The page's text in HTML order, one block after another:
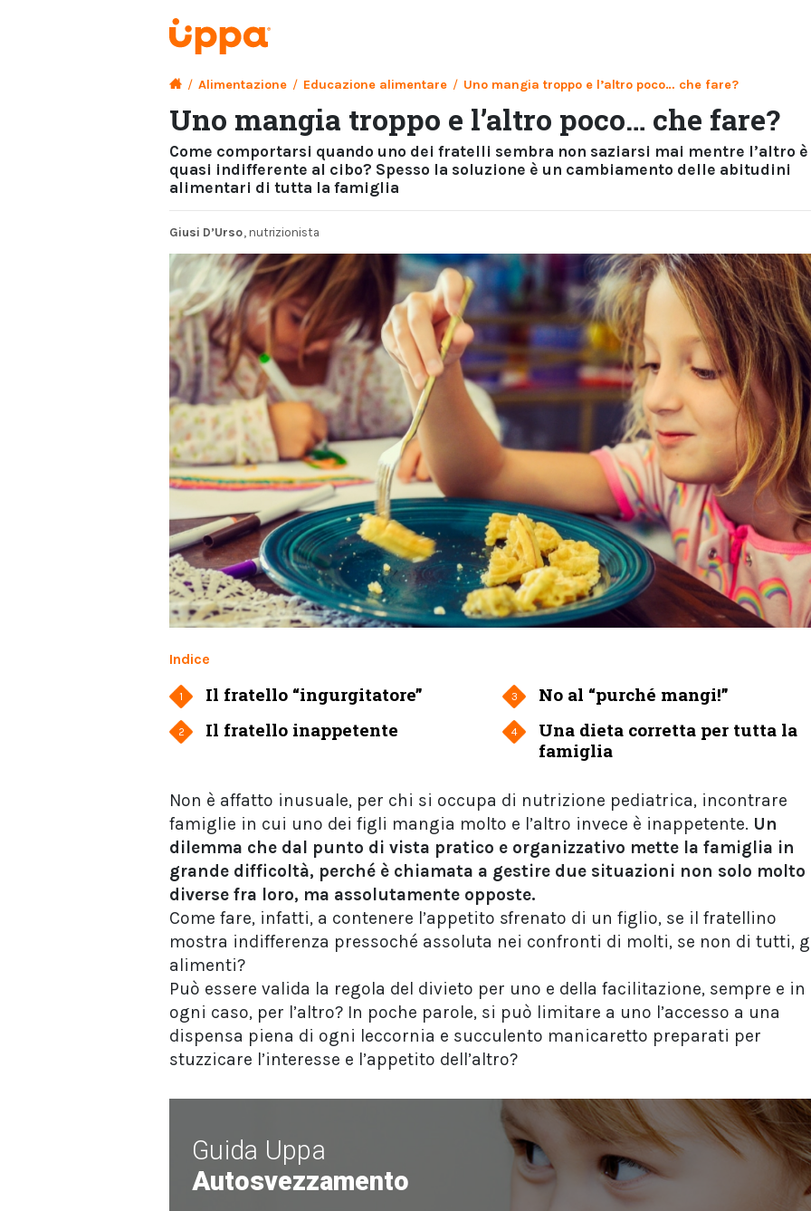
/ Alimentazione / Educazione alimentare / Uno mangia troppo e l’altro poco… che fare?
Uno mangia troppo e l’altro poco… che fare?
Come comportarsi quando uno dei fratelli sembra non saziarsi mai mentre l’altro è
quasi indifferente al cibo? Spesso la soluzione è un cambiamento delle abitudini
alimentari di tutta la famiglia
Giusi D’Urso, nutrizionista
Indice
1 Il fratello “ingurgitatore”
2 Il fratello inappetente
3 No al “purché mangi!”
4
Una dieta corretta per tutta la
famiglia
Non è affatto inusuale, per chi si occupa di nutrizione pediatrica, incontrare
famiglie in cui uno dei figli mangia molto e l’altro invece è inappetente. Un
dilemma che dal punto di vista pratico e organizzativo mette la famiglia in
grande difficoltà, perché è chiamata a gestire due situazioni non solo molto
diverse fra loro, ma assolutamente opposte.
Come fare, infatti, a contenere l’appetito sfrenato di un figlio, se il fratellino
mostra indifferenza pressoché assoluta nei confronti di molti, se non di tutti,
alimenti?
Può essere valida la regola del divieto per uno e della facilitazione, sempre e in
ogni caso, per l’altro? In poche parole, si può limitare a uno l’accesso a una
dispensa piena di ogni leccornia e succulento manicaretto preparati per
stuzzicare l’interesse e l’appetito dell’altro?
Guida Uppa
Autosvezzamento